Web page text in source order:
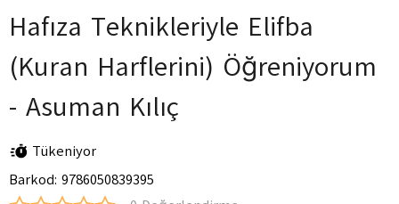
Hafıza Teknikleriyle Elifba
(Kuran Harflerini) Öğreniyorum
- Asuman Kılıç
Tükeniyor
Barkod: 9786050839395